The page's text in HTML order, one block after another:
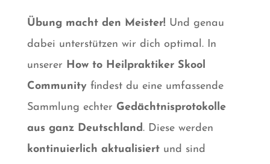
Übung macht den Meister! Und genau
dabei unterstützen wir dich optimal. In
unserer How to Heilpraktiker Skool
Communityfindest du eine umfassende
Sammlung echter Gedächtnisprotokolle
aus ganz Deutschland. Diese werden
kontinuierlich aktualisiertund sind